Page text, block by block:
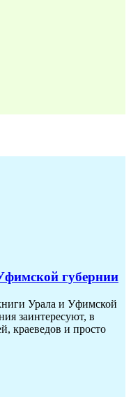
губернии
Урала и Уфимской
заинтересуют, в
краеведов и просто